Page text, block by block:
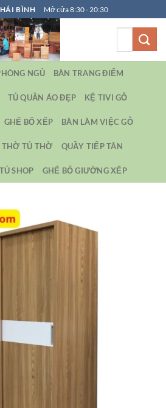
BÌNH Mở cửa 8:30 - 20:30
NGỦ BÀN TRANG ĐIỂM
TỦ QUẦN ÁO ĐẸP KỆ TIVI GỖ
GHẾ BỐ XẾP BÀN LÀM VIỆC GỖ
THỜ TỦ THỜ QUẦY TIẾP TÂN
SHOP GHẾ BỐ GIƯỜNG XẾP